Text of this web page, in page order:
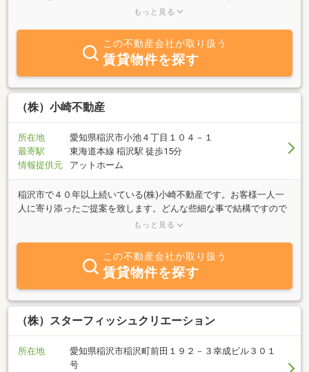
報ステーションです。名古屋から特急急行で約１５分の名鉄本線国
国付宮はだか祭で知られる国府宮神社があります。極めて、地元稲
沢を中心とした細かい不動産情報を提供できます。是非とも当社の
ご利用をお待ちいたしております。住まいの情報ステーション、北
島不動産（株）であなたの住まいの情報を快適にサポートします。
もっと見る
この不動産会社が取り扱う
賃貸物件を探す
（株）小崎不動産
所在地
愛知県稲沢市小池４丁目１０４－１
最寄駅
東海道本線 稲沢駅 徒歩15分
情報提供元
アットホーム
稲沢市で４０年以上続いている(株)小崎不動産です。お客様一人一
人に寄り添ったご提案を致します。どんな些細な事で結構ですので
お気軽にご相談ください。事務所に不在の場合がありますのでご来
もっと見る
この不動産会社が取り扱う
賃貸物件を探す
（株）スターフィッシュクリエーション
所在地
愛知県稲沢市稲沢町前田１９２－３幸成ビル３０１
号